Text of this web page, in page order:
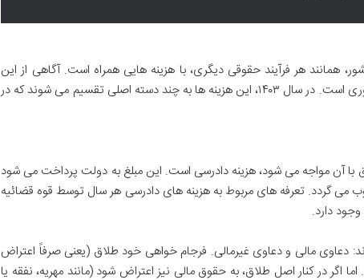
همانند هر فرآیند حقوقی دیگری، با هزینه هایی همراه است. آگاهی از این
هزینه ها برای برنامه ریزی مالی و تصمیم گیری آگاهانه ضروری است. در سال ۱۴۰۳، این هزینه ها به چند دسته اصلی تقسیم می شوند که در
با آن مواجه می شود، هزینه دادرسی است. این مبلغ به دولت پرداخت می شود
گردد. تعرفه های مربوط به هزینه های دادرسی هر سال توسط قوه قضائیه
دعاوی مالی و دعاوی غیرمالی. فرجام خواهی خود طلاق (یعنی صرفاً اعتراض
در کنار اصل طلاق، به حقوق مالی نیز اعتراض شود (مانند مهریه، نفقه یا